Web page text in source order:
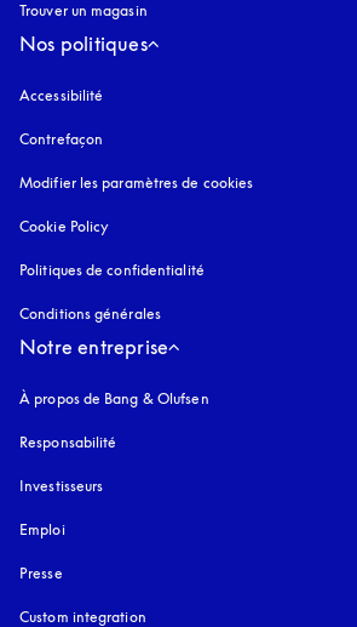
Trouver un magasin
Nos politiques
Accessibilité
Contrefaçon
Modifier les paramètres de cookies
Cookie Policy
Politiques de confidentialité
Conditions générales
Notre entreprise
À propos de Bang & Olufsen
Responsabilité
Investisseurs
Emploi
Presse
Custom integration